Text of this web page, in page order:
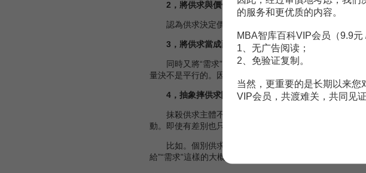
2，將供求與價值的關係顛倒，
認為供求決定價值。供求理論用邊際效用說明供求，又
3，將供求當成兩股平行的力量，
同時又將“需求”擺在首住。供求理論在處理供求雙方的
量決不是平行的。因為供給的水平和方式決定了需求的水
4，抽象摔供求關係的社會本質，
抹殺供求主體不平等的階級地住 與假設的“
動。即使有差別也只是收人多少上的差別，沒有剝削、沒
比如。個別供求與市場供求，供求波動與供求移動、供
給”“需求”這樣的大概念，理解的人容易將它們混淆。
的服务和更优质的内容。
MBA智库百科VIP会员（9.9元 /
1、无广告阅读；
2、免验证复制。
当然，更重要的是长期以来
VIP会员，共渡难关，共同见